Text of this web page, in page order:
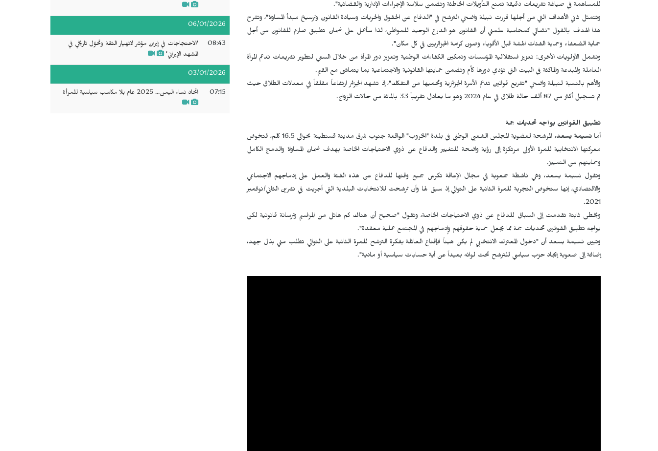
للمساهمة في صياغة تشريعات دقيقة تمنع التأويلات الخاطئة وتضمن سلاسة الإجراءات الإدارية والقضائية".
وتتمثل ثاني الأهداف التي من أجلها قررت نبيلة واضحي الترشح في "الدفاع عن الحقوق والحريات وسيادة القانون وترسيخ مبدأ المساواة"، وتشرح
هذا الهدف بالقول "نضالي كمحامية علمني أن القانون هو الدرع الوحيد للمواطن، لذا سأعمل على ضمان تطبيق صارم للقانون من أجل
حماية الضعفاء وحماية الفئات الهشة قبل الأقوياء وصون كرامة الجزائريين في كل مكان".
وتشمل الأولويات الأخرى: تعزيز استقلالية المؤسسات وتمكين الكفاءات الوطنية وتعزيز دور المرأة من خلال السعي لتطوير تشريعات تدعم المرأة
العاملة والمبدعة والماكثة في البيت التي تؤدي دورها كأم وتضمن حمايتها القانونية والاجتماعية بما يتماشى مع القيم.
والأهم بالنسبة لنبيلة واضحي "تشريع قوانين تدعم الأسرة الجزائرية وتحميها من التفكك"، إذ تشهد الجزائر ارتفاعاً مقلقاً في معدلات الطلاق حيث
تم تسجيل أكثر من 87 ألف حالة طلاق في عام 2024 وهو ما يعادل تقريباً 33 بالمائة من حالات الزواج.
تطبيق القوانين يواجه تحديات جمة
أمانسيمة يسعد
، المرشحة لعضوية المجلس الشعبي الوطني في بلدة "الخروب" الواقعة جنوب شرق مدينة قسنطينة بحوالي 16.5 كلم، فتخوض
معركتها الانتخابية للمرة الأولى مرتكزة إلى رؤية واضحة للتغيير والدفاع عن ذوي الاحتياجات الخاصة بهدف ضمان المساواة والدمج الكامل
وحمايتهم من التمييز.
وتقول نسيمة يسعد، وهي ناشطة جمعوية في مجال الإعاقة تكرس جميع وقتها للدفاع عن هذه الفئة والعمل على إدماجهم الاجتماعي
والاقتصادي، إنها ستخوض التجربة للمرة الثانية على التوالي إذ سبق لها وأن ترشحت للانتخابات البلدية التي أجريت في تشرين الثاني/نوفمبر
2021.
وبخطى ثابتة تقدمت إلى السباق للدفاع عن ذوي الاحتياجات الخاصة، وتقول "صحيح أن هناك كم هائل من المراسيم وترسانة قانونية لكن
يواجه تطبيق القوانين تحديات جمة مما يجعل حماية حقوقهم وإدماجهم في المجتمع عملية معقدة".
وتبين نسيمة يسعد أن "دخول المعترك الانتخابي لم يكن هيناً فإقناع العائلة بفكرة الترشح للمرة الثانية على التوالي تطلب مني بذل جهد،
إضافة إلى صعوبة إيجاد حزب سياسي للترشح تحت لوائه بعيداً عن أية حسابات سياسية أو مادية".
06/01/2026
08:43
'الاحتجاجات في إيران مؤشر لانهيار الثقة وتحوّل تاريخي في
المشهد الإيراني'
03/01/2026
07:15 اتحاد نساء اليمن... 2025 عام بلا مكاسب سياسية للمرأة